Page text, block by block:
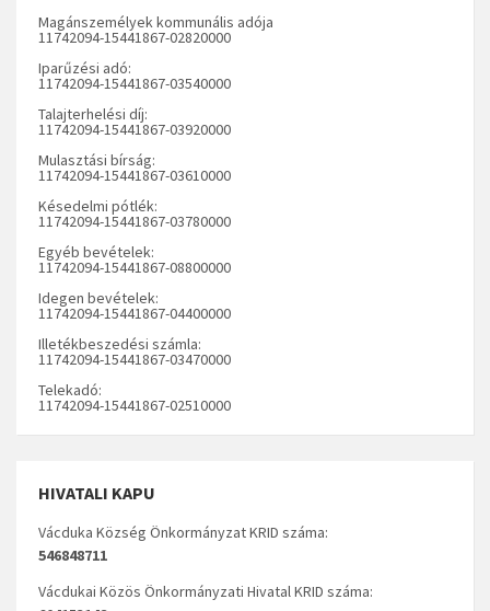
Magánszemélyek kommunális adója
11742094-15441867-02820000
Iparűzési adó:
11742094-15441867-03540000
Talajterhelési díj:
11742094-15441867-03920000
Mulasztási bírság:
11742094-15441867-03610000
Késedelmi pótlék:
11742094-15441867-03780000
Egyéb bevételek:
11742094-15441867-08800000
Idegen bevételek:
11742094-15441867-04400000
Illetékbeszedési számla:
11742094-15441867-03470000
Telekadó:
11742094-15441867-02510000
HIVATALI KAPU
Vácduka Község Önkormányzat KRID száma:
546848711
Vácdukai Közös Önkormányzati Hivatal KRID száma: